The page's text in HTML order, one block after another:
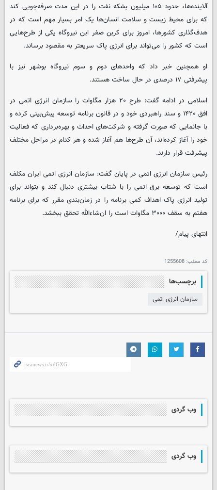
آلاینده‌ها، حدود ۱۰۵ میلیون بشکه نفت را در این مدت صرفه‌جویی کند
که برای محیط زیست و سلامت انسان‌ها یک امر بسیار مهم است که در
هدف‌گذاری کشورها، امروز برای کربن صفر این نیروگاه یکی از طرح‌هایی
است که کشور را می‌تواند برای انرژی پاک سریعتر به مقصود برساند.
او همچنین خبر داد که واحدهای دوم و سوم نیروگاه بوشهر نیز با
پیشرفتی ۱۷ درصدی در حال ساخت هستند.
اسلامی در ادامه گفت: طرح ۲۰ هزار مگاوات را سازمان انرژی اتمی در
افق ۱۴۲۰ و سند راهبردی خود و در قانون برنامه توسعه پیش‌بینی کرده و
با جانمایی که صورت گرفته و شرکت‌های احداث و بهره‌برداری که فعالیت
خود را آغاز کرده‌اند، آن طرح‌ها هم آغاز شده و هر کدام در مراحل مختلف
پیشرفت قرار دارند.
رئیس سازمان انرژی اتمی در پایان گفت: سازمان انرژی اتمی ایران مکلف
است که توسعه برق اتمی را با شتاب بیشتری دنبال کند و بتواند برای
تولید انرژی پاک اهداف کمی برنامه را در زمان‌بندی مقرر که برای برنامه
هفتم به سقف ۳۰۰۰ مگاوات است را ان‌شاءالله تحقق ببخشد.
انتهای پیام/
کد مطلب: 1255608
برچسب‌ها
سازمان انرژی اتمی
وب گردی
وب گردی